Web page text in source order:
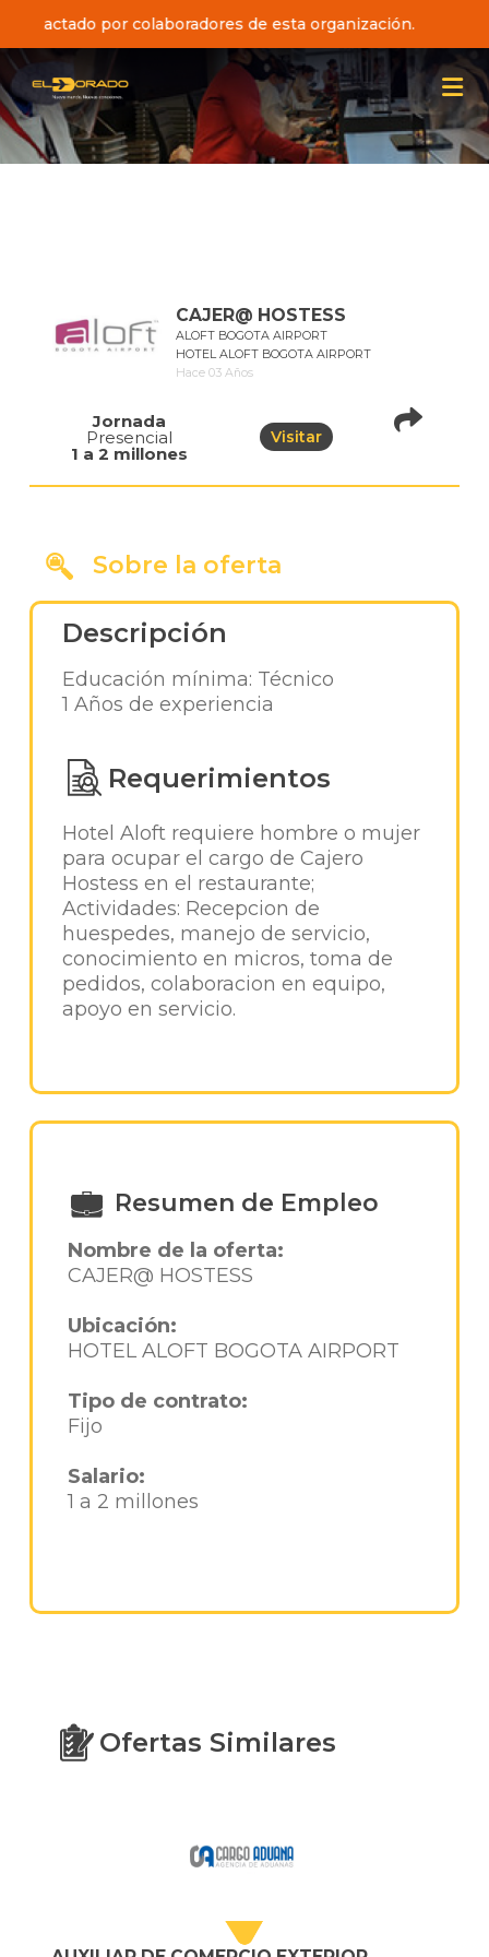
por colaboradores de esta organización.
CAJER@ HOSTESS
ALOFT BOGOTA AIRPORT
HOTEL ALOFT BOGOTA AIRPORT
Hace 03 Años
Jornada
Presencial
1 a 2 millones
Visitar
Sobre la oferta
Descripción
Educación mínima: Técnico
1 Años de experiencia
Requerimientos
Hotel Aloft requiere hombre o mujer
para ocupar el cargo de Cajero
Hostess en el restaurante;
Actividades: Recepcion de
huespedes, manejo de servicio,
conocimiento en micros, toma de
pedidos, colaboracion en equipo,
apoyo en servicio.
Resumen de Empleo
Nombre de la oferta:
CAJER@ HOSTESS
Ubicación:
HOTEL ALOFT BOGOTA AIRPORT
Tipo de contrato:
Fijo
Salario:
1 a 2 millones
Ofertas Similares